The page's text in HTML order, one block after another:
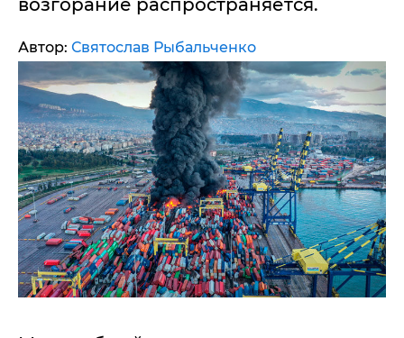
возгорание распространяется.
Автор: Святослав Рыбальченко